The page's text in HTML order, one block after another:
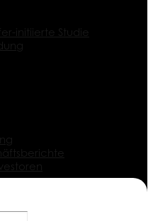
initiierte Studie